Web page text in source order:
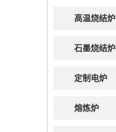
高温烧结炉
石墨烧结炉
定制电炉
熔炼炉